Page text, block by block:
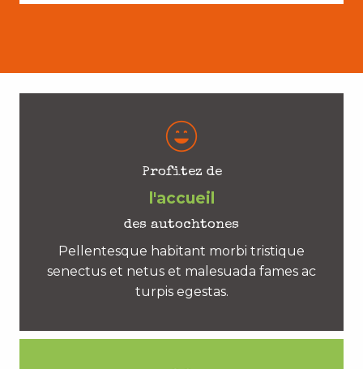
Profitez de
l'accueil
des autochtones
Pellentesque habitant morbi tristique
senectus et netus et malesuada fames ac
turpis egestas.